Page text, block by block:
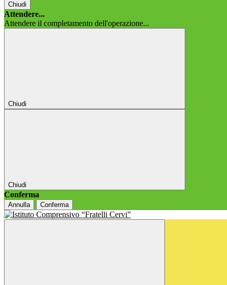
Chiudi
Attendere...
Attendere il completamento dell'operazione...
Chiudi
Chiudi
Conferma
Annulla Conferma